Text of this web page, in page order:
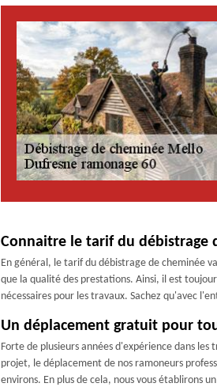
Connaitre le tarif du débistrage
En général, le tarif du débistrage de cheminée
que la qualité des prestations. Ainsi, il est
nécessaires pour les travaux. Sachez qu'avec
Un déplacement gratuit pour
Forte de plusieurs années d'expérience dans
projet, le déplacement de nos ramoneurs
environs. En plus de cela, nous vous établirons